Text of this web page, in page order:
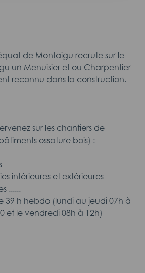
de Montaigu recrute sur le
un Menuisier et ou Charpentier
reconnu dans la construction.
sur les chantiers de
ossature bois) :
intérieures et extérieures
......
39 h hebdo (lundi au jeudi 07h à
et le vendredi 08h à 12h)